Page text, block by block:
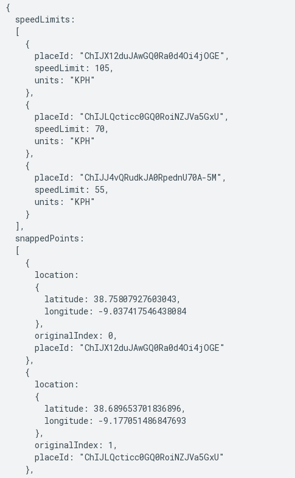
{
  speedLimits:
  [
    {
      placeId: "ChIJX12duJAwGQ0Ra0d4Oi4jOGE",
      speedLimit: 105,
      units: "KPH"
    },
    {
      placeId: "ChIJLQcticc0GQ0RoiNZJVa5GxU",
      speedLimit: 70,
      units: "KPH"
    },
    {
      placeId: "ChIJJ4vQRudkJA0RpednU70A-5M",
      speedLimit: 55,
      units: "KPH"
    }
  ],
  snappedPoints:
  [
    {
      location:
      {
        latitude: 38.75807927603043,
        longitude: -9.037417546438084
      },
      originalIndex: 0,
      placeId: "ChIJX12duJAwGQ0Ra0d4Oi4jOGE"
    },
    {
      location:
      {
        latitude: 38.689653701836896,
        longitude: -9.177051486847693
      },
      originalIndex: 1,
      placeId: "ChIJLQcticc0GQ0RoiNZJVa5GxU"
    },